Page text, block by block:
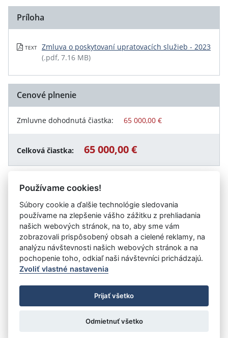
Príloha
TEXT
Zmluva o poskytovaní upratovacích služieb - 2023
(.pdf, 7.16 MB)
Cenové plnenie
Zmluvne dohodnutá čiastka: 65 000,00 €
Celková čiastka: 65 000,00 €
Vystavil:Základná škola kpt. Jána Nálepku, Školská 2,
Stupava
Úrad vlády SR
- Všetky práva vyhradené
Prehlásenie o prístupnosti
Zmluvy do 31.12.2010
Nastavenia cookies
: Aglo Solutions
Používame cookies!
Súbory cookie a ďalšie technológie sledovania
používame na zlepšenie vášho zážitku z prehliadania
našich webových stránok, na to, aby sme vám
zobrazovali prispôsobený obsah a cielené reklamy, na
analýzu návštevnosti našich webových stránok a na
pochopenie toho, odkiaľ naši návštevníci prichádzajú.
Zvoliť vlastné nastavenia
Prijať všetko
Odmietnuť všetko